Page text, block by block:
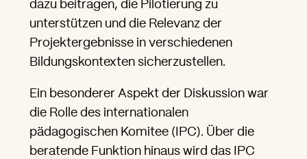
dazu beitragen, die Pilotierung zu
unterstützen und die Relevanz der
Projektergebnisse in verschiedenen
Bildungskontexten sicherzustellen.
Ein besonderer Aspekt der Diskussion war
die Rolle des internationalen
pädagogischen Komitee (IPC). Über die
beratende Funktion hinaus wird das IPC